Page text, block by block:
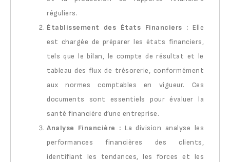
réguliers.
Établissement des États Financiers : Elle
est chargée de préparer les états financiers,
tels que le bilan, le compte de résultat et le
tableau des flux de trésorerie, conformément
aux normes comptables en vigueur. Ces
documents sont essentiels pour évaluer la
santé financière d’une entreprise.
Analyse Financière : La division analyse les
performances financières des clients,
identifiant les tendances, les forces et les